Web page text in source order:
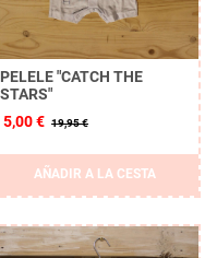
PELELE "CATCH THE
STARS"
5,00 € 19,95 €
AÑADIR A LA CESTA